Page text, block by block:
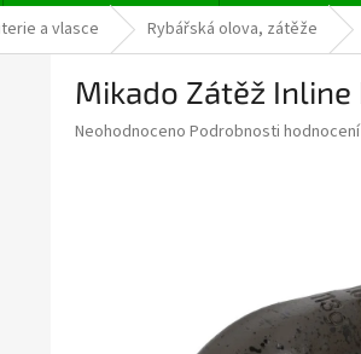
a vlasce Rybářská olova, zátěže
Mikado Zátěž Inline
Průměrné
Neohodnoceno Podrobnosti hodnocení